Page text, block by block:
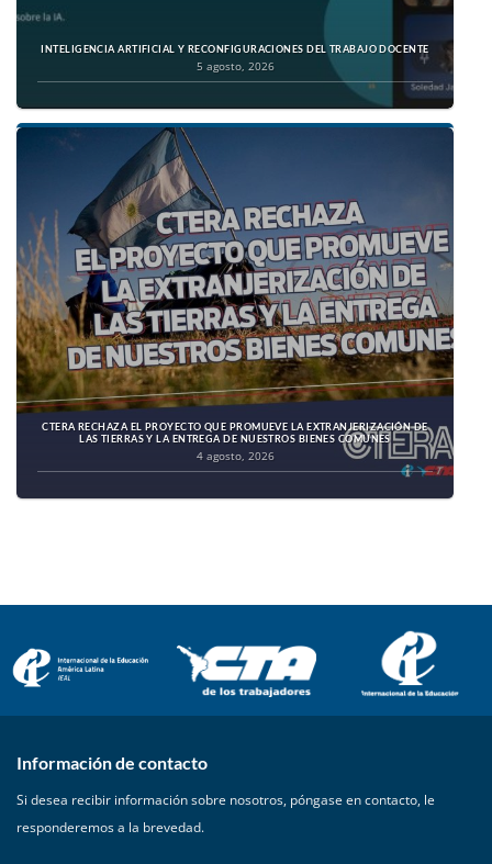
INTELIGENCIA ARTIFICIAL Y RECONFIGURACIONES DEL TRABAJO DOCENTE
5 agosto, 2026
CTERA RECHAZA EL PROYECTO QUE PROMUEVE LA EXTRANJERIZACIÓN DE
LAS TIERRAS Y LA ENTREGA DE NUESTROS BIENES COMUNES
4 agosto, 2026
Información de contacto
Si desea recibir información sobre nosotros, póngase en contacto, le
responderemos a la brevedad.